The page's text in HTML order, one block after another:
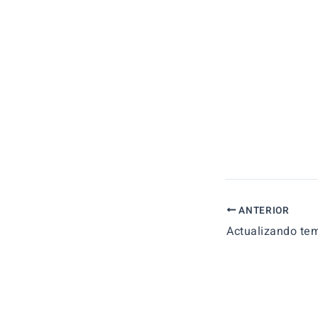
ANTERIOR